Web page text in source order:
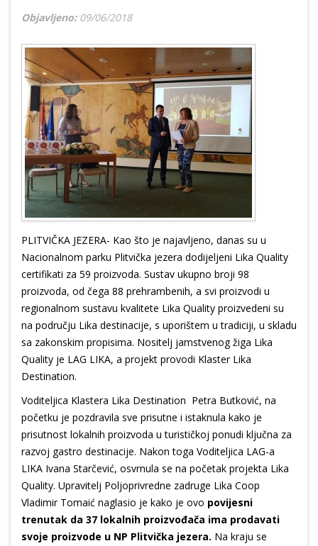
Objavljeno: 09/06/2018
PLITVIČKA JEZERA- Kao što je najavljeno, danas su u
Nacionalnom parku Plitvička jezera dodijeljeni Lika Quality
certifikati za 59 proizvoda. Sustav ukupno broji 98
proizvoda, od čega 88 prehrambenih, a svi proizvodi u
regionalnom sustavu kvalitete Lika Quality proizvedeni su
na području Lika destinacije, s uporištem u tradiciji, u skladu
sa zakonskim propisima. Nositelj jamstvenog žiga Lika
Quality je LAG LIKA, a projekt provodi Klaster Lika
Destination.
Voditeljica Klastera Lika Destination Petra Butković, na
početku je pozdravila sve prisutne i istaknula kako je
prisutnost lokalnih proizvoda u turističkoj ponudi ključna za
razvoj gastro destinacije. Nakon toga Voditeljica LAG-a
LIKA Ivana Starčević, osvrnula se na početak projekta Lika
Quality. Upravitelj Poljoprivredne zadruge Lika Coop
Vladimir Tomaić naglasio je kako je ovo povijesni
trenutak da 37 lokalnih proizvođača ima prodavati
svoje proizvode u NP Plitvička jezera. Na kraju se